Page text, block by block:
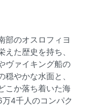
部のオスロフィヨ
た歴史を持ち、
ヴァイキング船の
やかな水面と、
こか落ち着いた海
4千人のコンパク